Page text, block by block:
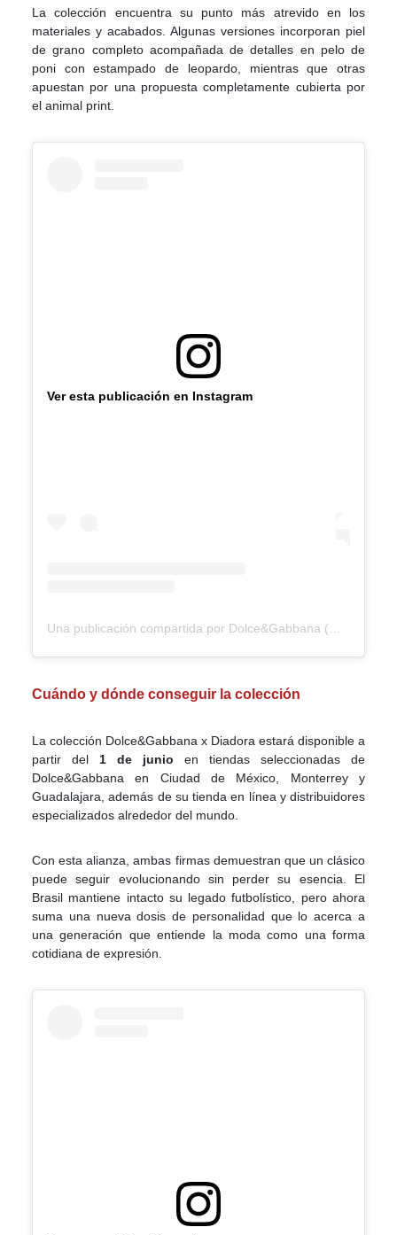
La colección encuentra su punto más atrevido en los
materiales y acabados. Algunas versiones incorporan piel
de grano completo acompañada de detalles en pelo de
poni con estampado de leopardo, mientras que otras
apuestan por una propuesta completamente cubierta por
el animal print.
Ver esta publicación en Instagram
Cuándo y dónde conseguir la colección
La colección Dolce&Gabbana x Diadora estará disponible a
partir del 1 de junio en tiendas seleccionadas de
Dolce&Gabbana en Ciudad de México, Monterrey y
Guadalajara, además de su tienda en línea y distribuidores
especializados alrededor del mundo.
Con esta alianza, ambas firmas demuestran que un clásico
puede seguir evolucionando sin perder su esencia. El
Brasil mantiene intacto su legado futbolístico, pero ahora
suma una nueva dosis de personalidad que lo acerca a
una generación que entiende la moda como una forma
cotidiana de expresión.